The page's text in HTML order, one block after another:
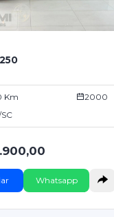
Km
2000
Whatsapp